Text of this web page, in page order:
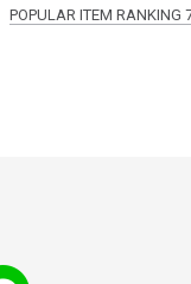
POPULAR ITEM